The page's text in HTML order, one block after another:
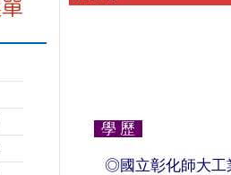
學 歷
◎國立彰化師大工